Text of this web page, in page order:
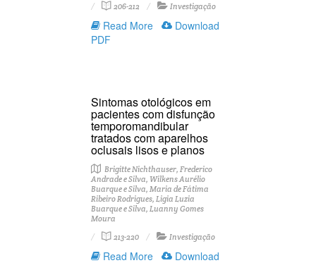
206-212 Investigação
Read More
Download
PDF
Sintomas otológicos em
pacientes com disfunção
temporomandibular
tratados com aparelhos
oclusais lisos e planos
Brigitte Nichthauser, Frederico
Andrade e Silva, Wilkens Aurélio
Buarque e Silva, Maria de Fátima
Ribeiro Rodrigues, Ligia Luzia
Buarque e Silva, Luanny Gomes
Moura
213-220
Investigação
Read More
Download